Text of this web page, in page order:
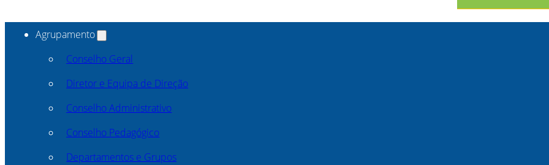
Agrupamento
Conselho Geral
Diretor e Equipa de Direção
Conselho Administrativo
Conselho Pedagógico
Departamentos e Grupos